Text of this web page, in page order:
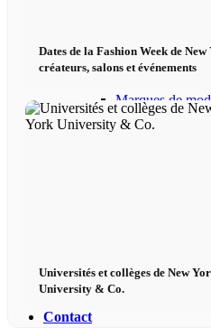
Fashion Weeks
Marques de
Contact
Dates de la Fashion Week de
créateurs, salons et événements
Universités et collèges de New
University & Co.